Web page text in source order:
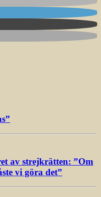
av strejkrätten: ”Om
vi göra det”